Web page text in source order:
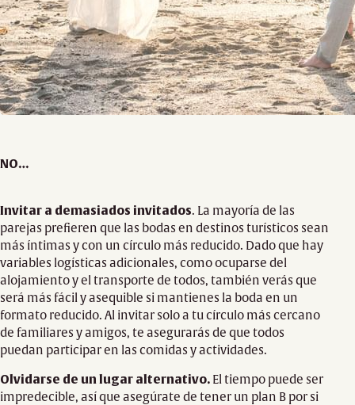
NO…
Invitar a demasiados invitados. La mayoría de las
parejas prefieren que las bodas en destinos turísticos sean
más íntimas y con un círculo más reducido. Dado que hay
variables logísticas adicionales, como ocuparse del
alojamiento y el transporte de todos, también verás que
será más fácil y asequible si mantienes la boda en un
formato reducido. Al invitar solo a tu círculo más cercano
de familiares y amigos, te asegurarás de que todos
puedan participar en las comidas y actividades.
Olvidarse de un lugar alternativo. El tiempo puede ser
impredecible, así que asegúrate de tener un plan B por si